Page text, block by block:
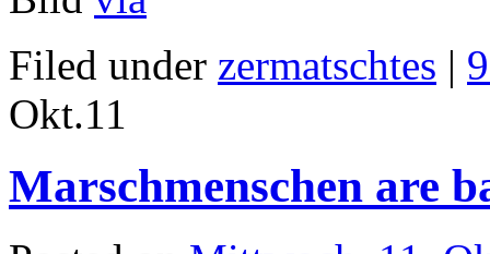
Filed under zermatschtes |
Okt.11
Marschmenschen are